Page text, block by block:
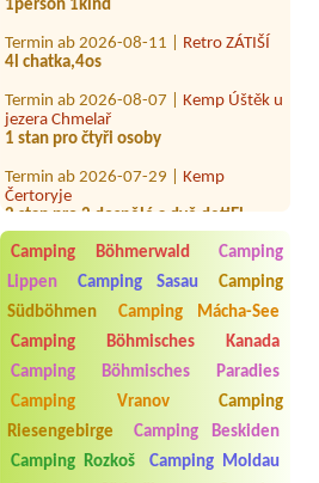
4l chatka,4os
jezera Chmelař
1 stan pro čtyři osoby
Čertoryje
2 stan pro 2 dospělé a dvě detiEl
pripojka
Termin ab 2026-07-31 |Chatová
osada Olešná
2l2l
Termin ab 2026-07-29 |
Autokemp
Babylon
1x stellplatz mit EL
Termin ab 2026-08-08 |
EUROCAMP
BARBORA
Termin ab 2026-08-13 |Rekreační
Camping Böhmerwald
Camping
Lippen
Camping Sasau
Camping
Südböhmen
Camping Mácha-See
Camping Böhmisches Kanada
Camping Böhmisches Paradies
Camping Vranov
Camping
Riesengebirge
Camping Beskiden
Camping Rozkoš
Camping Moldau